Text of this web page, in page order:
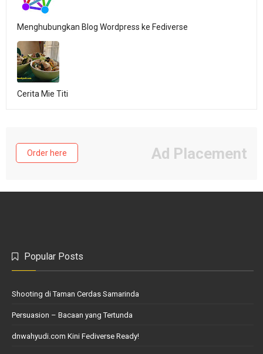
Menghubungkan Blog Wordpress ke Fediverse
Cerita Mie Titi
Order here Ad Placement
Popular Posts
Shooting di Taman Cerdas Samarinda
Persuasion – Bacaan yang Tertunda
dnwahyudi.com Kini Fediverse Ready!